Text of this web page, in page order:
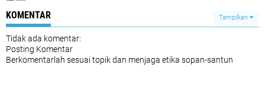
KOMENTAR Tampilkan
Tidak ada komentar:
Posting Komentar
Berkomentarlah sesuai topik dan menjaga etika sopan-santun